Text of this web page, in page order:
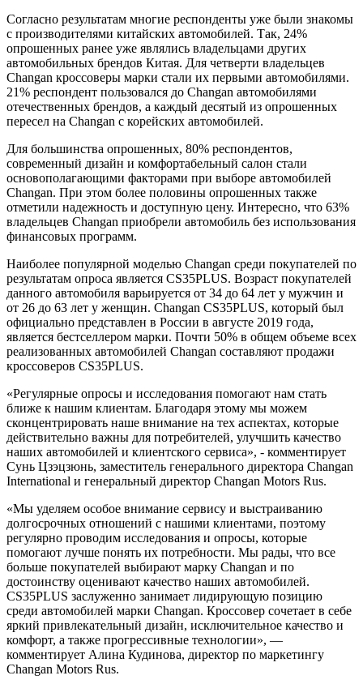
Согласно результатам многие респонденты уже были знакомы
с производителями китайских автомобилей. Так, 24%
опрошенных ранее уже являлись владельцами других
автомобильных брендов Китая. Для четверти владельцев
Changan кроссоверы марки стали их первыми автомобилями.
21% респондент пользовался до Changan автомобилями
отечественных брендов, а каждый десятый из опрошенных
пересел на Changan с корейских автомобилей.
Для большинства опрошенных, 80% респондентов,
современный дизайн и комфортабельный салон стали
основополагающими факторами при выборе автомобилей
Changan. При этом более половины опрошенных также
отметили надежность и доступную цену. Интересно, что 63%
владельцев Changan приобрели автомобиль без использования
финансовых программ.
Наиболее популярной моделью Changan среди покупателей по
результатам опроса является CS35PLUS. Возраст покупателей
данного автомобиля варьируется от 34 до 64 лет у мужчин и
от 26 до 63 лет у женщин. Changan CS35PLUS, который был
официально представлен в России в августе 2019 года,
является бестселлером марки. Почти 50% в общем объеме всех
реализованных автомобилей Changan составляют продажи
кроссоверов CS35PLUS.
«Регулярные опросы и исследования помогают нам стать
ближе к нашим клиентам. Благодаря этому мы можем
сконцентрировать наше внимание на тех аспектах, которые
действительно важны для потребителей, улучшить качество
наших автомобилей и клиентского сервиса», - комментирует
Сунь Цзэцзюнь, заместитель генерального директора Changan
International и генеральный директор Changan Motors Rus.
«Мы уделяем особое внимание сервису и выстраиванию
долгосрочных отношений с нашими клиентами, поэтому
регулярно проводим исследования и опросы, которые
помогают лучше понять их потребности. Мы рады, что все
больше покупателей выбирают марку Changan и по
достоинству оценивают качество наших автомобилей.
CS35PLUS заслуженно занимает лидирующую позицию
среди автомобилей марки Changan. Кроссовер сочетает в себе
яркий привлекательный дизайн, исключительное качество и
комфорт, а также прогрессивные технологии», —
комментирует Алина Кудинова, директор по маркетингу
Changan Motors Rus.